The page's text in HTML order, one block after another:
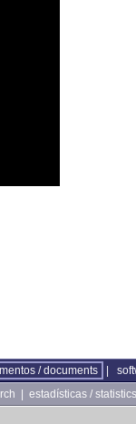
/ documents
estadísticas / statistics